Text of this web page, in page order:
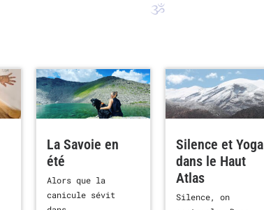
ૐ
La Savoie en
été
Alors que la
canicule sévit
Silence et Yoga
dans le Haut
Atlas
Silence, on